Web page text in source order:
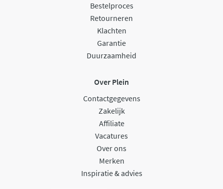
Bestelproces
Retourneren
Klachten
Garantie
Duurzaamheid
Over Plein
Contactgegevens
Zakelijk
Affiliate
Vacatures
Over ons
Merken
Inspiratie & advies